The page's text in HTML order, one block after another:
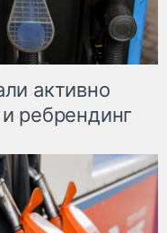
активно
ребрендинг